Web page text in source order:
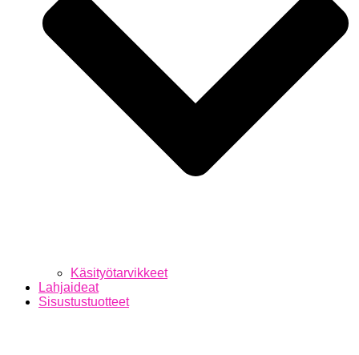
Käsityötarvikkeet
Lahjaideat
Sisustustuotteet